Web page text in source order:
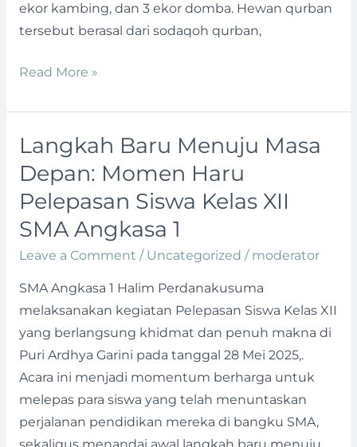
ekor kambing, dan 3 ekor domba. Hewan qurban
tersebut berasal dari sodaqoh qurban,
Read More »
Langkah Baru Menuju Masa
Depan: Momen Haru
Pelepasan Siswa Kelas XII
SMA Angkasa 1
Leave a Comment / Uncategorized / moderator
SMA Angkasa 1 Halim Perdanakusuma
melaksanakan kegiatan Pelepasan Siswa Kelas XII
yang berlangsung khidmat dan penuh makna di
Puri Ardhya Garini pada tanggal 28 Mei 2025,.
Acara ini menjadi momentum berharga untuk
melepas para siswa yang telah menuntaskan
perjalanan pendidikan mereka di bangku SMA,
sekaligus menandai awal langkah baru menuju
Langkah
Baru
Menuju
Masa
Depan:
Momen
Pelepasan
Siswa
Kelas
XII
SMA
Angkasa
1